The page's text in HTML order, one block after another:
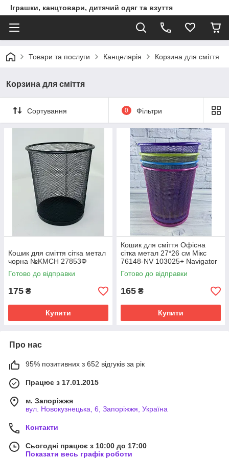
Іграшки, канцтовари, дитячий одяг та взуття
Товари та послуги Канцелярія Корзина для сміття
Корзина для сміття
Сортування 0 Фільтри
Кошик для сміття сітка метал
чорна №KMCH 27853Ф
Готово до відправки
175 ₴
Купити
Кошик для сміття Офісна
сітка метал 27*26 см Мікс
76148-NV 103025+ Navigator
Готово до відправки
165 ₴
Купити
Про нас
95% позитивних з 652 відгуків за рік
Працює з 17.01.2015
м. Запоріжжя
вул. Новокузнецька, 6, Запоріжжя, Україна
Контакти
Сьогодні працює з 10:00 до 17:00
Показати весь графік роботи